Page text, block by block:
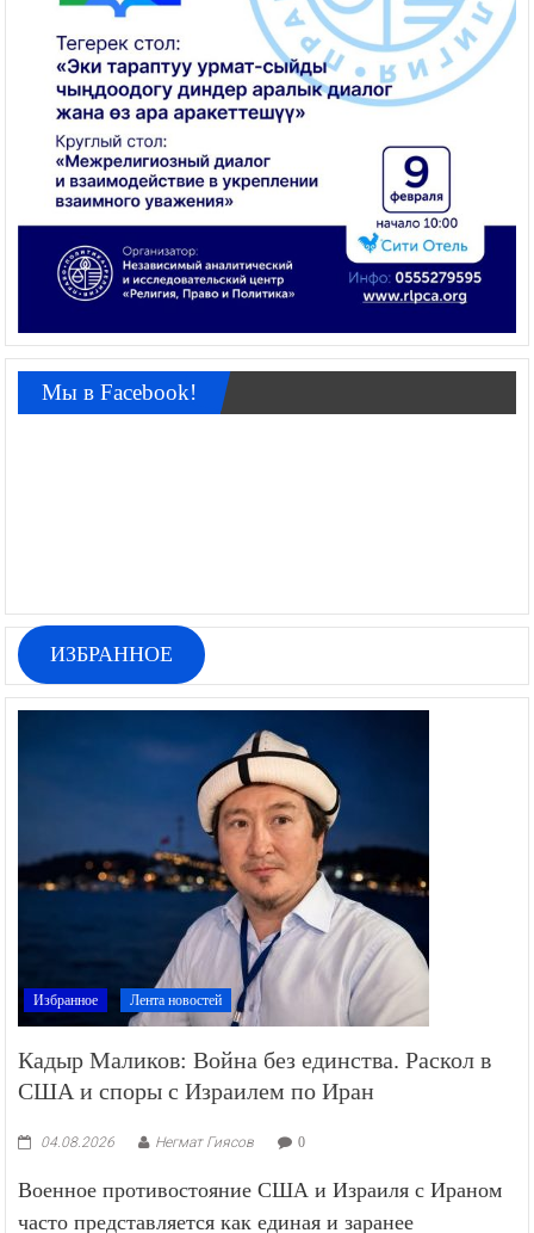
Мы в Facebook!
ИЗБРАННОЕ
Избранное Лента новостей
Кадыр Маликов: Война без единства. Раскол в
США и споры с Израилем по Иран
04.08.2026 Негмат Гиясов 0
Военное противостояние США и Израиля с Ираном
часто представляется как единая и заранее